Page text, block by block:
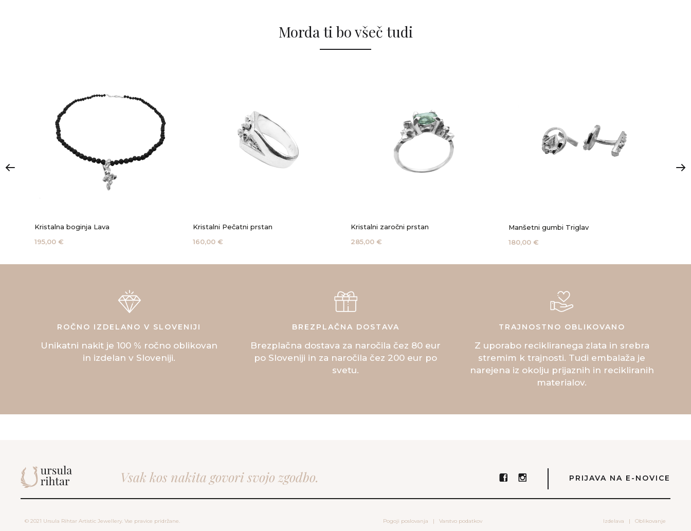
Morda ti bo všeč tudi
Kristalna boginja Lava
195,00 €
Kristalni Pečatni prstan
160,00 €
Kristalni zaročni prstan
285,00 €
Manšetni gumbi Triglav
180,00 €
ROČNO IZDELANO V SLOVENIJI
Unikatni nakit je 100 % ročno oblikovan
in izdelan v Sloveniji.
BREZPLAČNA DOSTAVA
Brezplačna dostava za naročila čez 80 eur
po Sloveniji in za naročila čez 200 eur po
svetu.
TRAJNOSTNO OBLIKOVANO
Z uporabo recikliranega zlata in srebra
stremim k trajnosti. Tudi embalaža je
narejena iz okolju prijaznih in recikliranih
materialov.
Vsak kos nakita govori svojo zgodbo. PRIJAVA NA E-NOVICE
© 2021 Ursula Rihtar Artistic Jewellery. Vse pravice pridržane. Pogoji poslovanja |Varstvo podatkov Izdelava |Oblikovanje